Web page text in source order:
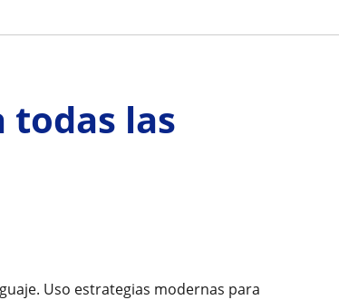
todas las
Uso estrategias modernas para